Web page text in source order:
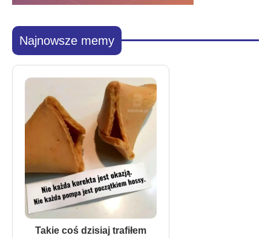
Najnowsze memy
Takie coś dzisiaj trafiłem